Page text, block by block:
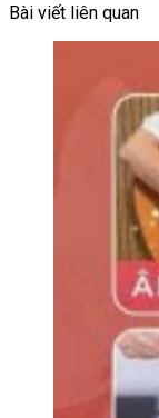
Bài viết liên quan